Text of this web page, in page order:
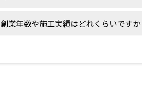
創業年数や施工実績はどれくらいですか